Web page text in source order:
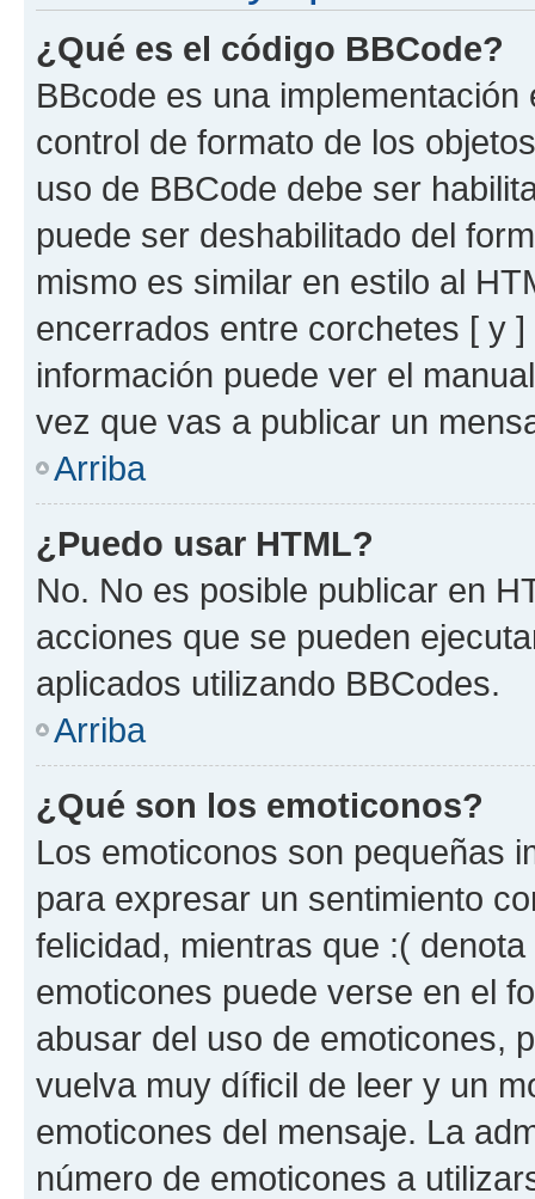
¿Qué es el código BBCode?
BBcode es una
control de formato de los
uso de BBCode debe ser
puede ser deshabilitado del
mismo es similar en estilo al
encerrados entre corchetes [ y
información puede ver el
vez que vas a publicar un
Arriba
¿Puedo usar HTML?
No. No es posible publicar en
acciones que se pueden
aplicados utilizando BBCodes.
Arriba
¿Qué son los emoticonos?
Los emoticonos son pequeñas
para expresar un sentimiento
felicidad, mientras que :(
emoticones puede verse en el
abusar del uso de emoticones,
vuelva muy díficil de leer y un
emoticones del mensaje. La
número de emoticones a